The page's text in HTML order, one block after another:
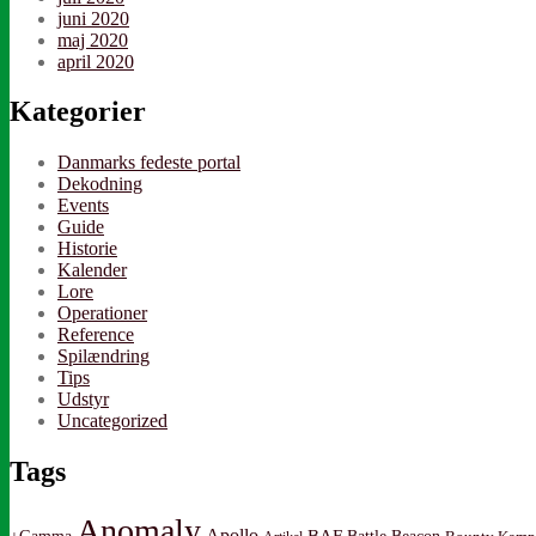
juni 2020
maj 2020
april 2020
Kategorier
Danmarks fedeste portal
Dekodning
Events
Guide
Historie
Kalender
Lore
Operationer
Reference
Spilændring
Tips
Udstyr
Uncategorized
Tags